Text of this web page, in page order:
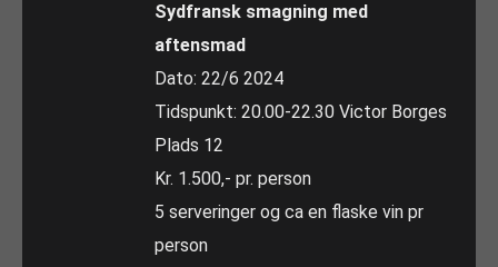
Sydfransk smagning med
aftensmad
Dato: 22/6 2024
Tidspunkt: 20.00-22.30 Victor Borges
Plads 12
Kr. 1.500,- pr. person
5 serveringer og ca en flaske vin pr
person